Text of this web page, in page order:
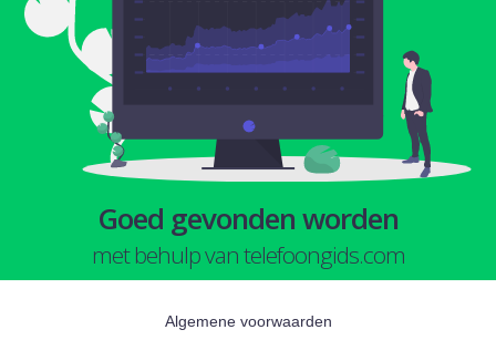
Goed gevonden worden
met behulp van telefoongids.com
Algemene voorwaarden